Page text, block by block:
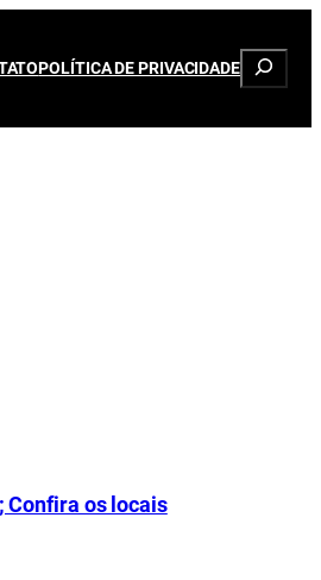
POLÍTICA DE PRIVACIDADE
Confira os locais